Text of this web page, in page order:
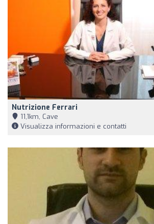
Nutrizione Ferrari
11,1km, Cave
Visualizza informazioni e contatti